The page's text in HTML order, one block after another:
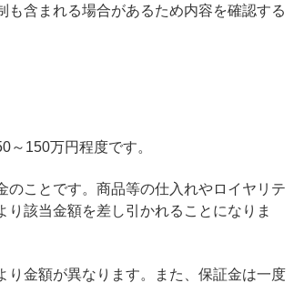
含まれる場合があるため内容を確認する
～150万円程度です。
ことです。商品等の仕入れやロイヤリテ
該当金額を差し引かれることになりま
り金額が異なります。また、保証金は一度